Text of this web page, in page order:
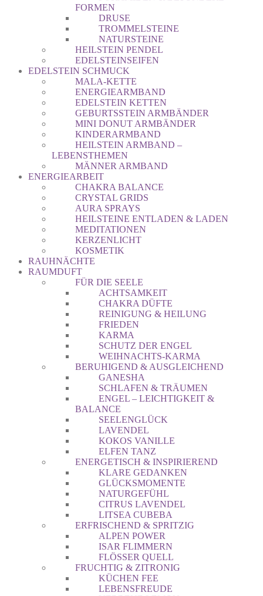
FORMEN
DRUSE
TROMMELSTEINE
NATURSTEINE
HEILSTEIN PENDEL
EDELSTEINSEIFEN
EDELSTEIN SCHMUCK
MALA-KETTE
ENERGIEARMBAND
EDELSTEIN KETTEN
GEBURTSSTEIN ARMBÄNDER
MINI DONUT ARMBÄNDER
KINDERARMBAND
HEILSTEIN ARMBAND –
LEBENSTHEMEN
MÄNNER ARMBAND
ENERGIEARBEIT
CHAKRA BALANCE
CRYSTAL GRIDS
AURA SPRAYS
HEILSTEINE ENTLADEN & LADEN
MEDITATIONEN
KERZENLICHT
KOSMETIK
RAUHNÄCHTE
RAUMDUFT
FÜR DIE SEELE
ACHTSAMKEIT
CHAKRA DÜFTE
REINIGUNG & HEILUNG
FRIEDEN
KARMA
SCHUTZ DER ENGEL
WEIHNACHTS-KARMA
BERUHIGEND & AUSGLEICHEND
GANESHA
SCHLAFEN & TRÄUMEN
ENGEL – LEICHTIGKEIT &
BALANCE
SEELENGLÜCK
LAVENDEL
KOKOS VANILLE
ELFEN TANZ
ENERGETISCH & INSPIRIEREND
KLARE GEDANKEN
GLÜCKSMOMENTE
NATURGEFÜHL
CITRUS LAVENDEL
LITSEA CUBEBA
ERFRISCHEND & SPRITZIG
ALPEN POWER
ISAR FLIMMERN
FLÖSSER QUELL
FRUCHTIG & ZITRONIG
KÜCHEN FEE
LEBENSFREUDE